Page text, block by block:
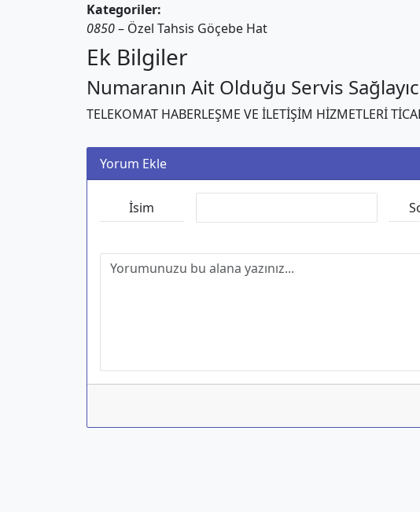
Kategoriler:
0850– Özel Tahsis Göçebe Hat
Ek Bilgiler
Numaranın Ait Olduğu Servis
TELEKOMAT HABERLEŞME VE İLETİŞİM HİZMETLERİ
Yorum Ekle
İsim